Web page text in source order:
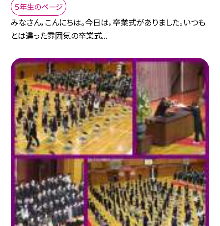
５年生のページ
みなさん，こんにちは。今日は，卒業式がありました。いつも
とは違った雰囲気の卒業式...